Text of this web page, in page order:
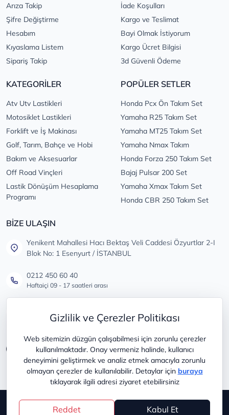
Gizlilik ve Çerezler Politikası
Web sitemizin düzgün çalışabilmesi için zorunlu çerezler
kullanılmaktadır. Onay vermeniz halinde, kullanıcı
deneyimini geliştirmek ve analiz etmek amacıyla zorunlu
olmayan çerezler de kullanılabilir. Detaylar için buraya
tıklayarak ilgili adresi ziyaret etebilirsiniz
Reddet Kabul Et
Arıza Takip
Şifre Değiştirme
Hesabım
Kıyaslama Listem
Sipariş Takip
İade Koşulları
Kargo ve Teslimat
Bayi Olmak İstiyorum
Kargo Ücret Bilgisi
3d Güvenli Ödeme
KATEGORİLER
Atv Utv Lastikleri
Motosiklet Lastikleri
Forklift ve İş Makinası
Golf, Tarım, Bahçe ve Hobi
Bakım ve Aksesuarlar
Off Road Vinçleri
Lastik Dönüşüm Hesaplama
Programı
POPÜLER SETLER
Honda Pcx Ön Takım Set
Yamaha R25 Takım Set
Yamaha MT25 Takım Set
Yamaha Nmax Takım
Honda Forza 250 Takım Set
Bajaj Pulsar 200 Set
Yamaha Xmax Takım Set
Honda CBR 250 Takım Set
BİZE ULAŞIN
Yenikent Mahallesi Hacı Bektaş Veli Caddesi Özyurtlar 2-I
Blok No: 1 Esenyurt / İSTANBUL
0212 450 60 40
Haftaiçi 09 - 17 saatleri arası
Tüm öneri ve şikayetleriniz için
Copyright © 2025